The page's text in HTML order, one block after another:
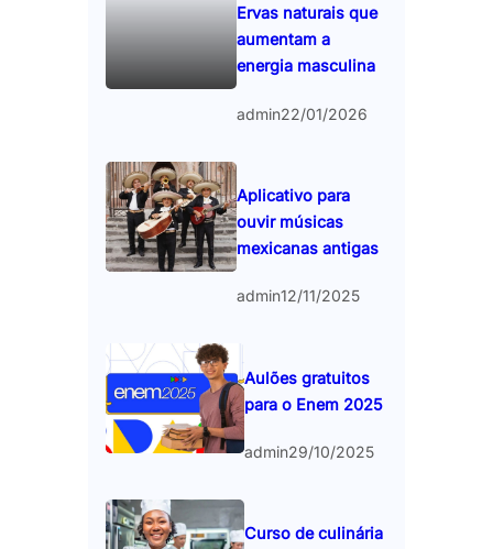
Ervas naturais que
aumentam a
energia masculina
admin22/01/2026
Aplicativo para
ouvir músicas
mexicanas antigas
admin12/11/2025
Aulões gratuitos
para o Enem 2025
admin29/10/2025
Curso de culinária